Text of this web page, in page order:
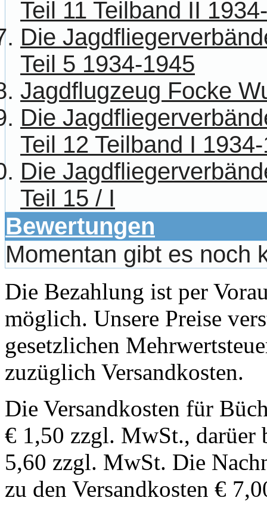
Teil 11 Teilband II
Die
Teil 5 1934-1945
Jagdflugzeug Focke
Die
Teil 12 Teilband I
Die
Teil 15 / I
Bewertungen
Momentan gibt es noch
Die Bezahlung ist per
möglich. Unsere Preise
gesetzlichen
zuzüglich Versandkosten.
Die Versandkosten für
€ 1,50 zzgl. MwSt., darüer
5,60 zzgl. MwSt. Die
zu den Versandkosten €